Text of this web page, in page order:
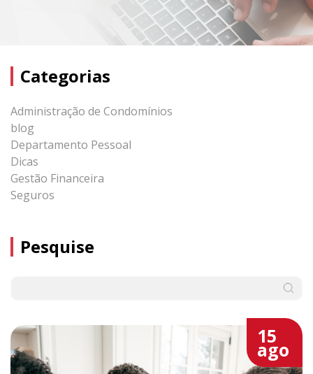
Categorias
Administração de Condomínios
blog
Departamento Pessoal
Dicas
Gestão Financeira
Seguros
Pesquise
15
ago